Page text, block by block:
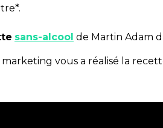
sans-alcool de Martin Adam
vous a réalisé la